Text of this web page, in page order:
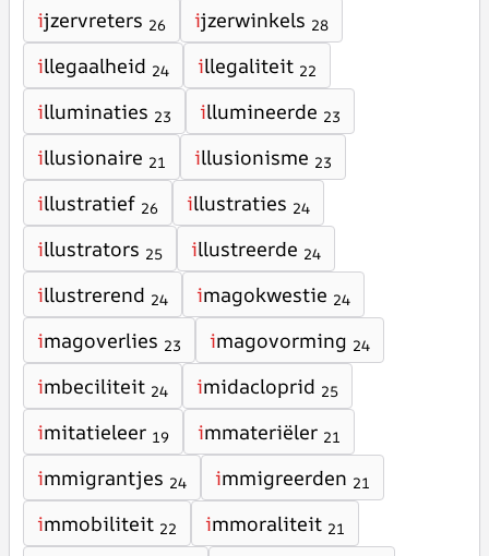
ijzervreters 26 ijzerwinkels 28
illegaalheid 24 illegaliteit 22
illuminaties 23 illumineerde 23
illusionaire 21 illusionisme 23
illustratief 26 illustraties 24
illustrators 25 illustreerde 24
illustrerend 24 imagokwestie 24
imagoverlies 23 imagovorming 24
imbeciliteit 24 imidacloprid 25
imitatieleer 19 immateriëler 21
immigrantjes 24 immigreerden 21
immobiliteit 22 immoraliteit 21